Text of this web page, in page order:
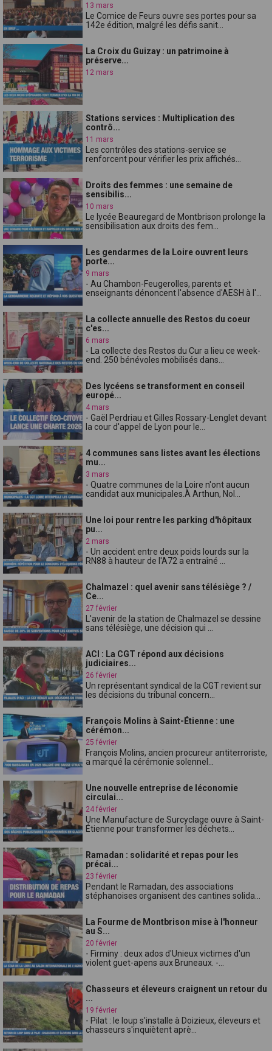
13 mars
Le Comice de Feurs ouvre ses portes pour sa
142e édition, malgré les défis sanit...
La Croix du Guizay : un patrimoine à
préserve...
12 mars
Stations services : Multiplication des
contrô...
11 mars
Les contrôles des stations-service se
renforcent pour vérifier les prix affichés...
Droits des femmes : une semaine de
sensibilis...
10 mars
Le lycée Beauregard de Montbrison prolonge la
sensibilisation aux droits des fem...
Les gendarmes de la Loire ouvrent leurs
porte...
9 mars
- Au Chambon-Feugerolles, parents et
enseignants dénoncent l'absence d'AESH à l'...
La collecte annuelle des Restos du coeur
c'es...
6 mars
- La collecte des Restos du Cur a lieu ce week-
end. 250 bénévoles mobilisés dans...
Des lycéens se transforment en conseil
europé...
4 mars
- Gaël Perdriau et Gilles Rossary-Lenglet devant
la cour d'appel de Lyon pour le...
4 communes sans listes avant les élections
mu...
3 mars
- Quatre communes de la Loire n'ont aucun
candidat aux municipales.À Arthun, Nol...
Une loi pour rentre les parking d'hôpitaux
pu...
2 mars
- Un accident entre deux poids lourds sur la
RN88 à hauteur de l'A72 a entraîné ...
Chalmazel : quel avenir sans télésiège ? /
Ce...
27 février
L'avenir de la station de Chalmazel se dessine
sans télésiège, une décision qui ...
ACI : La CGT répond aux décisions
judiciaires...
26 février
Un représentant syndical de la CGT revient sur
les décisions du tribunal concern...
François Molins à Saint-Étienne : une
cérémon...
25 février
François Molins, ancien procureur antiterroriste,
a marqué la cérémonie solennel...
Une nouvelle entreprise de léconomie
circulai...
24 février
Une Manufacture de Surcyclage ouvre à Saint-
Étienne pour transformer les déchets...
Ramadan : solidarité et repas pour les
précai...
23 février
Pendant le Ramadan, des associations
stéphanoises organisent des cantines solida...
La Fourme de Montbrison mise à l'honneur
au S...
20 février
- Firminy : deux ados d'Unieux victimes d'un
violent guet-apens aux Bruneaux. -...
Chasseurs et éleveurs craignent un retour du
...
19 février
- Pilat : le loup s'installe à Doizieux, éleveurs et
chasseurs s'inquiètent aprè...